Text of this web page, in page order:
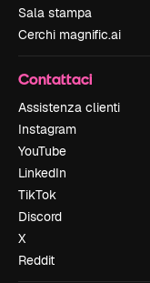
Sala stampa
Cerchi magnific.ai
Contattaci
Assistenza clienti
Instagram
YouTube
LinkedIn
TikTok
Discord
X
Reddit